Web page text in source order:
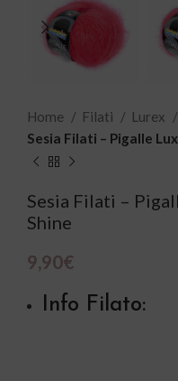
Home Filati
Lurex
Sesia Filati – Pigalle
Sesia Filati –
Shine
9,90€
Info Filato: